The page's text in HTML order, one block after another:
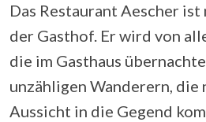
Das Restaurant Aescher
der Gasthof. Er wird von
die im Gasthaus
unzähligen Wanderern, die
Aussicht in die Gegend